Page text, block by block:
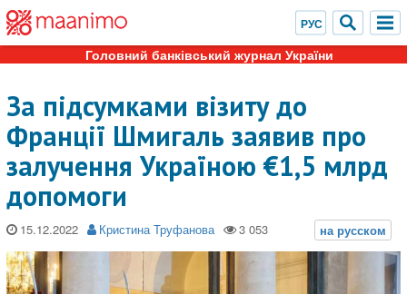
Головний банківський журнал України
За підсумками візиту до
Франції Шмигаль заявив про
залучення Україною €1,5 млрд
допомоги
15.12.2022 Кристина Труфанова